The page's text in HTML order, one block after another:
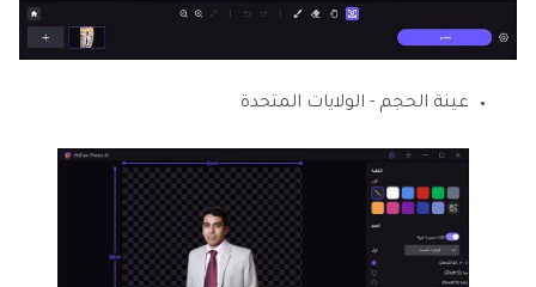
عينة الحجم - الولايات المتحدة